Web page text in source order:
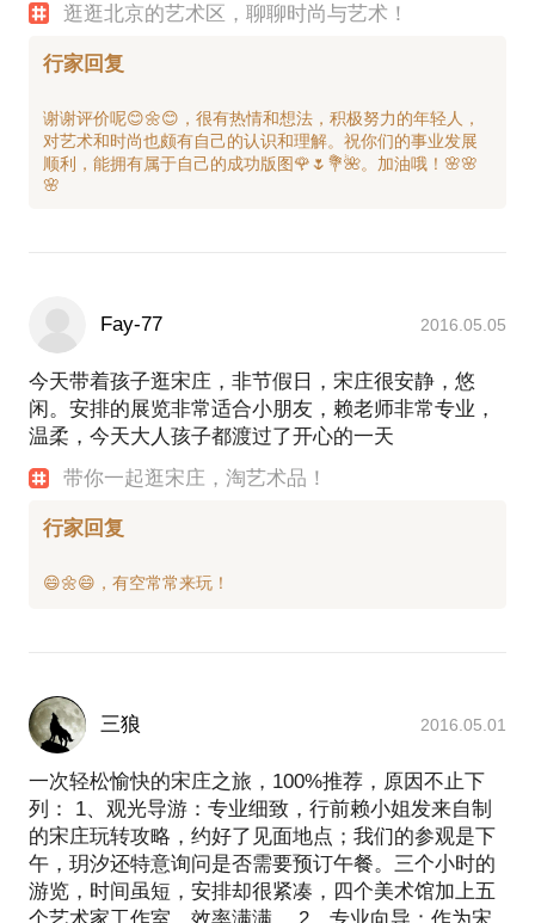
逛逛北京的艺术区，聊聊时尚与艺术！
行家回复
谢谢评价呢😊🌼😊，很有热情和想法，积极努力的年轻人，
对艺术和时尚也颇有自己的认识和理解。祝你们的事业发展
顺利，能拥有属于自己的成功版图🌹🌷💐🌺。加油哦！🌸🌸
Fay-77 2016.05.05
今天带着孩子逛宋庄，非节假日，宋庄很安静，悠
闲。安排的展览非常适合小朋友，赖老师非常专业，
温柔，今天大人孩子都渡过了开心的一天
带你一起逛宋庄，淘艺术品！
行家回复
三狼 2016.05.01
一次轻松愉快的宋庄之旅，100%推荐，原因不止下
列： 1、观光导游：专业细致，行前赖小姐发来自制
的宋庄玩转攻略，约好了见面地点；我们的参观是下
午，玥汐还特意询问是否需要预订午餐。三个小时的
游览，时间虽短，安排却很紧凑，四个美术馆加上五